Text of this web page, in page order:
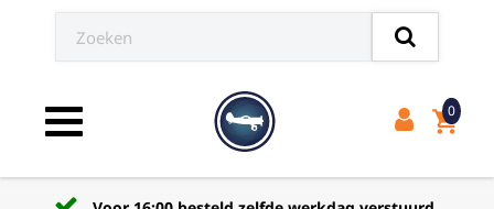
Toggle navigation shopping_cart
0